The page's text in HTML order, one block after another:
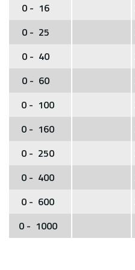
0 - 16
0 - 25
0 - 40
0 - 60
0 - 100
0 - 160
0 - 250
0 - 400
0 - 600
0 - 1000